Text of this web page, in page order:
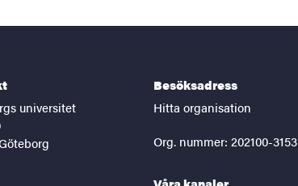
universitet
Besöksadress
Hitta organisation
Org. nummer: 202100-3153